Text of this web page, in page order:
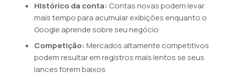
Histórico da conta: Contas novas podem levar
mais tempo para acumular exibições enquanto o
Google aprende sobre seu negócio
Competição: Mercados altamente competitivos
podem resultar em registros mais lentos se seus
lances forem baixos